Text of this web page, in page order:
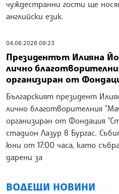
чуждестранни гости ще
английски език.
04.06.2026 09:23
Президентът Илияна
лично
организиран от
Българският президент
лично благотворителния
организиран от Фондация
стадион Лазур в Бургас.
юни от 17:00 часа, като
дарени за
ВОДЕЩИ НОВИНИ